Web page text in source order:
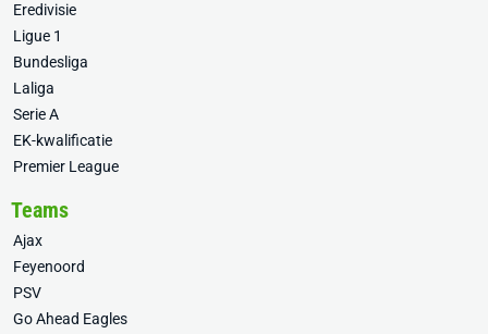
Eredivisie
Ligue 1
Bundesliga
Laliga
Serie A
EK-kwalificatie
Premier League
Teams
Ajax
Feyenoord
PSV
Go Ahead Eagles